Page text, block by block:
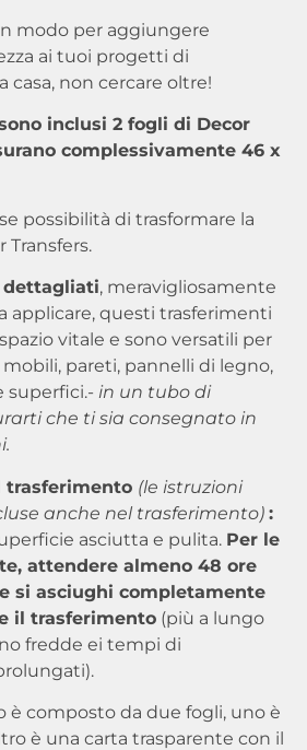
modo per aggiungere
ai tuoi progetti di
casa, non cercare oltre!
inclusi 2 fogli di Decor
complessivamente 46 x
possibilità di trasformare la
Transfers.
dettagliati, meravigliosamente
applicare, questi trasferimenti
vitale e sono versatili per
pareti, pannelli di legno,
superfici.- in un tubo di
che ti sia consegnato in
trasferimento (le istruzioni
anche nel trasferimento) :
asciutta e pulita. Per le
attendere almeno 48 ore
si asciughi completamente
il trasferimento(più a lungo
fredde ei tempi di
è composto da due fogli, uno è
è una carta trasparente con il